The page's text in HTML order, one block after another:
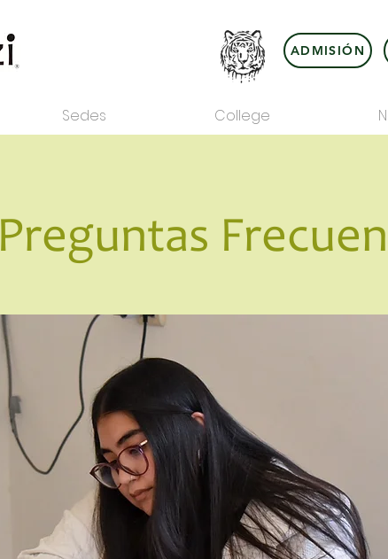
Sedes College
ADMISIÓN
Preguntas